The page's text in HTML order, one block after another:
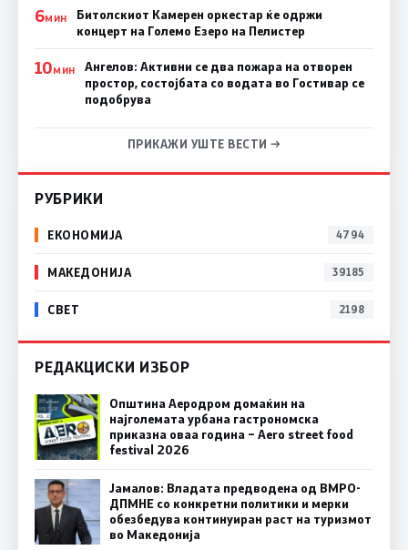
6МИН
Битолскиот Камерен оркестар ќе одржи
концерт на Големо Езеро на Пелистер
10МИН
Ангелов: Активни се два пожара на отворен
простор, состојбата со водата во Гостивар се
подобрува
ПРИКАЖИ УШТЕ ВЕСТИ →
РУБРИКИ
ЕКОНОМИЈА 4794
МАКЕДОНИЈА 39185
СВЕТ 2198
РЕДАКЦИСКИ ИЗБОР
Општина Аеродром домаќин на
најголемата урбана гастрономска
приказна оваа година – Aero street food
festival 2026
Јамалов: Владата предводена од ВМРО-
ДПМНЕ со конкретни политики и мерки
обезбедува континуиран раст на туризмот
во Македонија